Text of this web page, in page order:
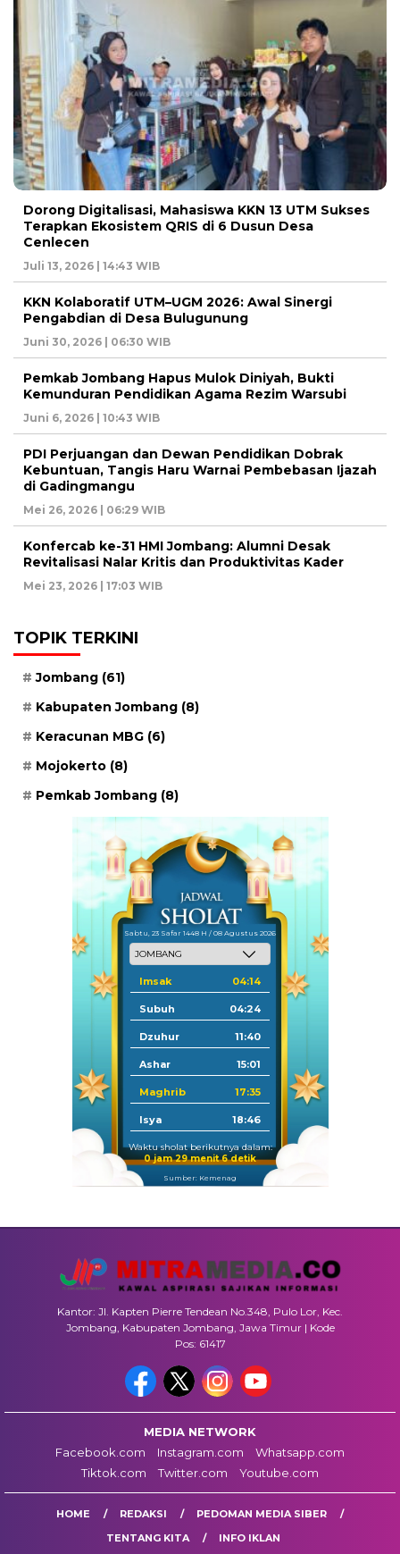
Dorong Digitalisasi, Mahasiswa KKN 13 UTM Sukses
Terapkan Ekosistem QRIS di 6 Dusun Desa
Cenlecen
Juli 13, 2026 | 14:43 WIB
KKN Kolaboratif UTM–UGM 2026: Awal Sinergi
Pengabdian di Desa Bulugunung
Juni 30, 2026 | 06:30 WIB
Pemkab Jombang Hapus Mulok Diniyah, Bukti
Kemunduran Pendidikan Agama Rezim Warsubi
Juni 6, 2026 | 10:43 WIB
PDI Perjuangan dan Dewan Pendidikan Dobrak
Kebuntuan, Tangis Haru Warnai Pembebasan Ijazah
di Gadingmangu
Mei 26, 2026 | 06:29 WIB
Konfercab ke-31 HMI Jombang: Alumni Desak
Revitalisasi Nalar Kritis dan Produktivitas Kader
Mei 23, 2026 | 17:03 WIB
TOPIK TERKINI
Jombang (61)
Kabupaten Jombang (8)
Keracunan MBG (6)
Mojokerto (8)
Pemkab Jombang (8)
Sabtu, 23 Safar 1448 H / 08 Agustus 2026
Imsak 04:14
Subuh 04:24
Dzuhur 11:40
Ashar 15:01
Maghrib 17:35
Isya 18:46
Waktu sholat berikutnya dalam:
0 jam 29 menit 5 detik
Sumber: Kemenag
Kantor: Jl. Kapten Pierre Tendean No.348, Pulo Lor, Kec.
Jombang, Kabupaten Jombang, Jawa Timur | Kode
Pos: 61417
MEDIA NETWORK
Facebook.com
Instagram.com
Whatsapp.com
Tiktok.com
Twitter.com Youtube.com
HOME REDAKSI
PEDOMAN MEDIA SIBER
TENTANG KITA
INFO IKLAN